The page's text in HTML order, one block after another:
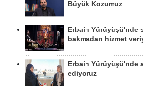
Büyük Kozumuz
Erbain Yürüyüşü'nde
bakmadan hizmet
Erbain Yürüyüşü'nde
ediyoruz